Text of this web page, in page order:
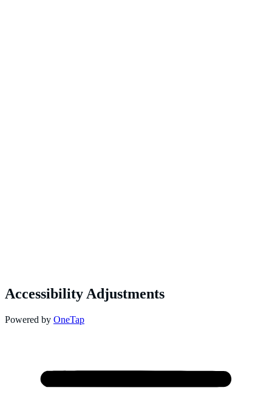
Accessibility Adjustments
Powered by OneTap